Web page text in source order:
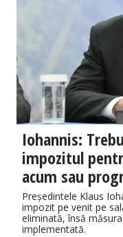
Iohannis:
impozitul
acum sau
Președintele Klaus
impozit pe venit pe
eliminată, însă
implementată.